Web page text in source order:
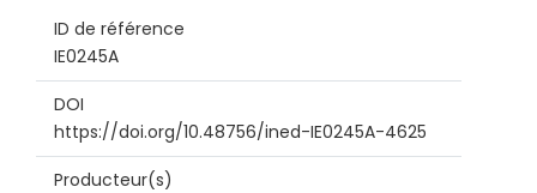
ID de référence
IE0245A
DOI
https://doi.org/10.48756/ined-IE0245A-4625
Producteur(s)